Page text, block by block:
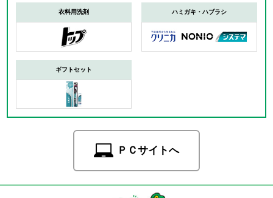
衣料用洗剤 ハミガキ・ハブラシ
ギフトセット
ＰＣサイトへ